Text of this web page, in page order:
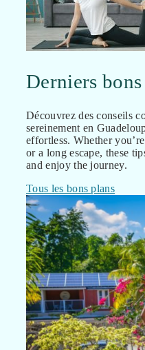
Derniers
Découvrez des conseils
sereinement en
effortless. Whether
or a long escape, these
and enjoy the journey.
Tous les bons plans